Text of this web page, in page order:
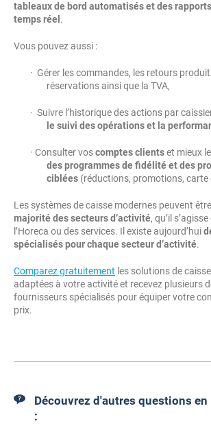
tableaux de bord automatisés et des
temps réel .
Vous pouvez aussi :
· Gérer les commandes, les retours
réservations ainsi que la TVA,
· Suivre l’historique des actions par
le suivi des opérations et la
· Consulter voscomptes clientset mieux
des programmes de fidélité et des
ciblées (réductions, promotions, carte
Les systèmes de caisse modernes peuvent être
majorité des secteurs d’activité, qu’il
l’Horeca ou des services. Il existe aujourd’hui
spécialisés pour chaque secteur d’activité.
Comparez gratuitement les solutions de
adaptées à votre activité et recevez plusieurs
fournisseurs spécialisés pour équiper votre
prix.
Découvrez d'autres questions
: